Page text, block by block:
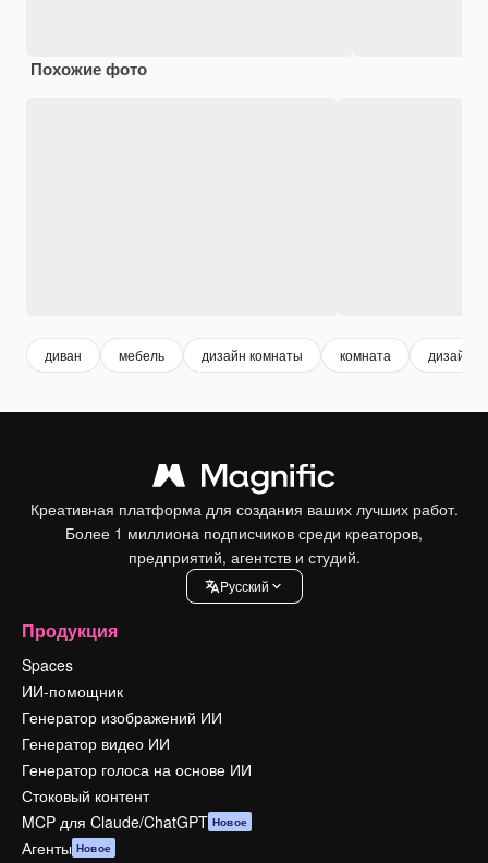
Похожие фото
диван мебель дизайн комнаты комната дизайн
Креативная платформа для создания ваших лучших работ.
Более 1 миллиона подписчиков среди креаторов,
предприятий, агентств и студий.
Pусский
Продукция
Spaces
ИИ-помощник
Генератор изображений ИИ
Генератор видео ИИ
Генератор голоса на основе ИИ
Стоковый контент
MCP для Claude/ChatGPT Новое
Агенты Новое